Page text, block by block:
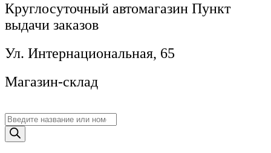
Круглосуточный автомагазин Пункт
выдачи заказов
Ул. Интернациональная, 65
Магазин-склад
Поиск
товаров